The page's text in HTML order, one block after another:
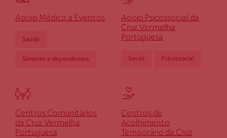
Av. São Sebastião - Lugar da Igreja - Marinhas
4740-571 Esposende
dmarinhas@cruzvermelha.org.pt
Cruz Vermelha Póvoa de Lanhoso
Av. de Rendufinho, n. 131
4830-625 Rendufinho
Apoio Médico a Eventos
Saúde
Séniores e dependentes
Apoio Psicossocial da
Cruz Vermelha
Portuguesa
Social Psicossocial
Centros Comunitários
da Cruz Vermelha
Portuguesa
Centros de
Acolhimento
Temporário da Cruz